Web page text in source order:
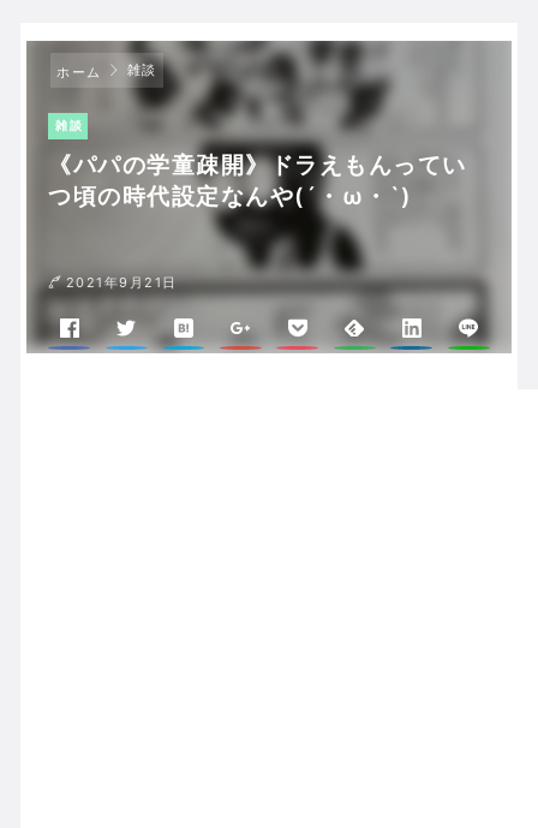
ホーム 雑談
雑談
《パパの学童疎開》ドラえもんってい
つ頃の時代設定なんや(´・ω・`)
2021年9月21日